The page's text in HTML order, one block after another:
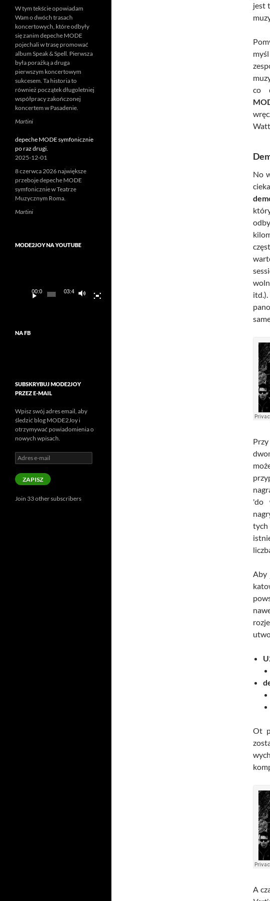
jest
co
No
itd.).
'do
tych
Aby
Ot
A
W tym tekście opowiadam
Wam o dwóch trasach
koncertowych, które odbyły
się zanim depeche MODE
pojechali w trasę promować
album Speak & Spell. Pierwsza
była porażką a druga
pierwszym koncertowym
sukcesem. Ta historia to
również początek długoletniej
współpracy zakończonej
koncertem w Pasadenie.
Martini
depeche MODE symfonicznie
po raz drugi.
2025-12-01
8 czerwca 2026 największe
przeboje depeche MODE
symfonicznie w Teatrze
Muzycznym Roma.
Martini
MODE2JOY NA YOUTUBE
00:00 03:45
NA FB
SUBSKRYBUJ MODE2JOY
PRZEZ E-MAIL
Wpisz swój adres email, aby
śledzić blog MODE2Joy i
otrzymywać powiadomienia o
nowych wpisach.
Adres
e-
mail
ZAPISZ
Join 33 other subscribers